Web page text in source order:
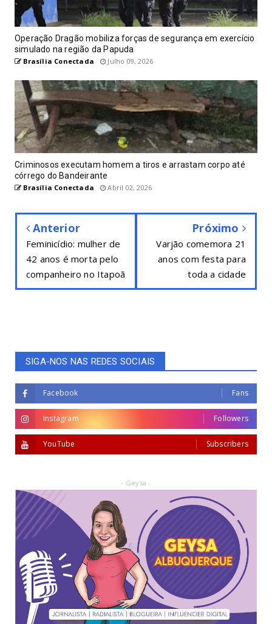
Operação Dragão mobiliza forças de segurança em exercício
simulado na região da Papuda
Brasília Conectada Julho 09, 2026
Criminosos executam homem a tiros e arrastam corpo até
córrego do Bandeirante
Brasília Conectada Abril 02, 2026
Anterior
Feminicídio: mulher de
42 anos é morta pelo
companheiro no Itapoã
Próximo
Varjão comemora 21
anos com festa para
toda a cidade
SIGA-NOS NAS REDES SOCIAIS
Facebook Fans
Instagram Followers
YouTube Subscribers
- Geysa -